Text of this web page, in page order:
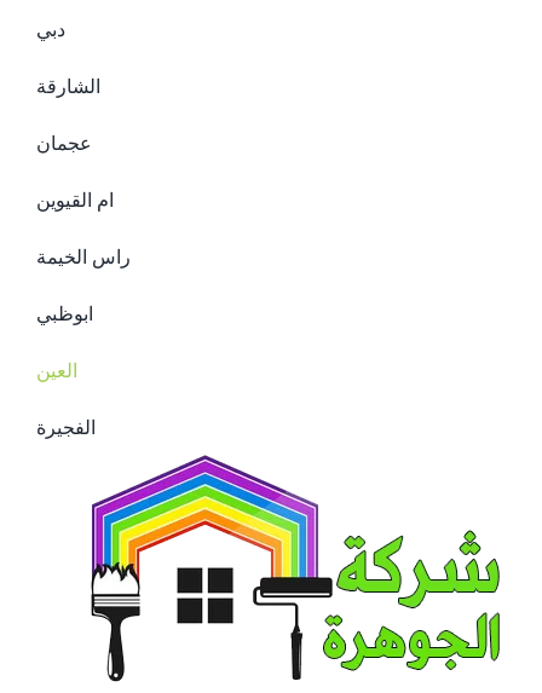
دبي
الشارقة
عجمان
ام القيوين
راس الخيمة
ابوظبي
العين
الفجيرة